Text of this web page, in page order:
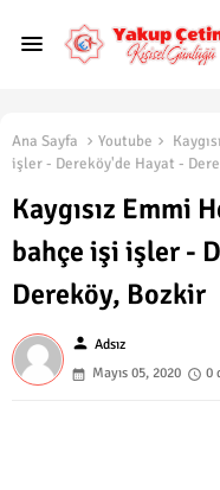
Ana Sayfa Youtube
işler - Dereköy'de Hayat -
Kaygısız Emmi
bahçe işi işler -
Dereköy, Bozkir
person Adsız
Mayıs 05, 2020
0